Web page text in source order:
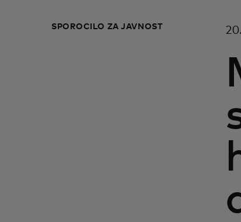
SPOROČILO ZA JAVNOST